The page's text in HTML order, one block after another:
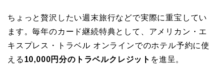
ちょっと贅沢したい週末旅行などで実際に重宝してい
ます。毎年のカード継続特典として、アメリカン・エ
キスプレス・トラベル オンラインでのホテル予約に使
える 10,000円分のトラベルクレジット を進呈。